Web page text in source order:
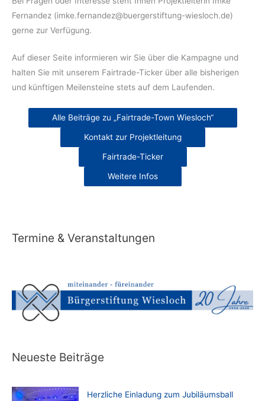
Fernandez (imke.fernandez@buergerstiftung-wiesloch.de)
gerne zur Verfügung.
Auf dieser Seite informieren wir Sie über die Kampagne und
halten Sie mit unserem Fairtrade-Ticker über alle bisherigen
und künftigen Meilensteine stets auf dem Laufenden.
Alle Beiträge zu „Fairtrade-Town Wiesloch“
Kontakt zur Projektleitung
Fairtrade-Ticker
Weitere Infos
Termine & Veranstaltungen
Neueste Beiträge
Herzliche Einladung zum Jubiläumsball